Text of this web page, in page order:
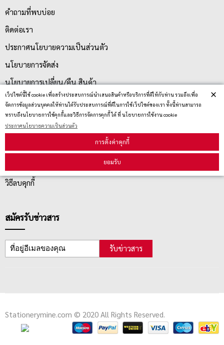
เว็ปไซต์นี้ใช้ cookie เพื่อสร้างประสบการณ์นำเสนอสินค้าหรือบริการที่ดีให้กับท่าน รวมถึงเพื่อ
จัดการข้อมูลส่วนบุคคลให้ท่านได้รับประสบการณ์ที่ดีในการใช้เว็ปไซต์ของเรา ทั้งนี้ท่านสามารถ
ทราบถึงนโยบายการใช้คุกกี้และวิธีการจัดการคุกกี้ ได้ ที่ นโยบายการใช้งาน cookie
ประกาศนโยบายความเป็นส่วนตัว
การตั้งค่าคุกกี้
ยอมรับ
×
คำถามที่พบบ่อย
ติดต่อเรา
ประกาศนโยบายความเป็นส่วนตัว
นโยบายการจัดส่ง
นโยบายการเปลี่ยน/คืน สินค้า
บริการลูกค้า
วิธีลบคุกกี้
สมัครรับข่าวสาร
รับข่าวสาร
Stationerymine.com © 2020 All Rights Reserved.